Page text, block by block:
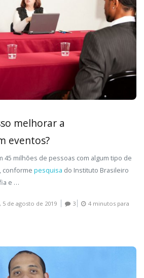
melhorar a
eventos?
45 milhões de pessoas com algum tipo de
conforme pesquisa do Instituto Brasileiro
e …
5 de agosto de 2019 3
4 minutos para